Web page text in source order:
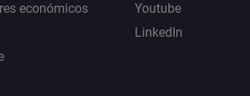
económicos
Youtube
LinkedIn